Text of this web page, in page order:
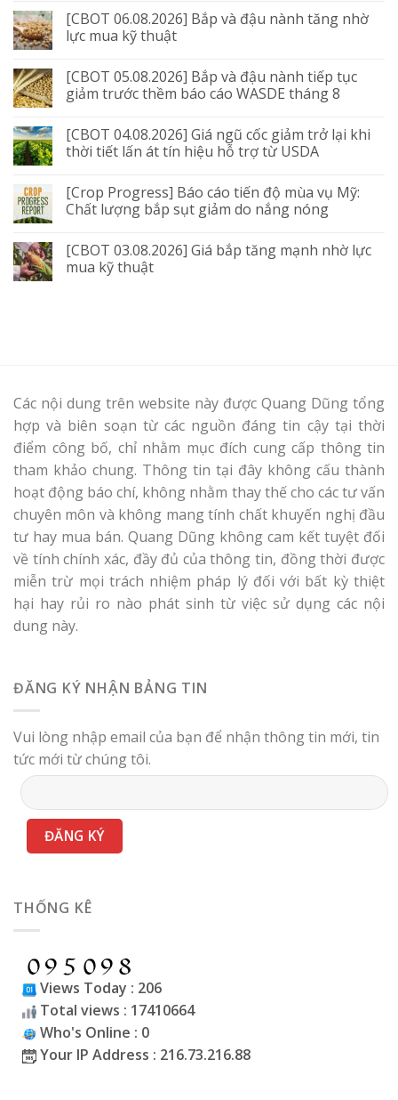
[CBOT 06.08.2026] Bắp và đậu nành tăng nhờ
lực mua kỹ thuật
[CBOT 05.08.2026] Bắp và đậu nành tiếp tục
giảm trước thềm báo cáo WASDE tháng 8
[CBOT 04.08.2026] Giá ngũ cốc giảm trở lại khi
thời tiết lấn át tín hiệu hỗ trợ từ USDA
[Crop Progress] Báo cáo tiến độ mùa vụ Mỹ:
Chất lượng bắp sụt giảm do nắng nóng
[CBOT 03.08.2026] Giá bắp tăng mạnh nhờ lực
mua kỹ thuật
Các nội dung trên website này được Quang Dũng tổng
hợp và biên soạn từ các nguồn đáng tin cậy tại thời
điểm công bố, chỉ nhằm mục đích cung cấp thông tin
tham khảo chung. Thông tin tại đây không cấu thành
hoạt động báo chí, không nhằm thay thế cho các tư vấn
chuyên môn và không mang tính chất khuyến nghị đầu
tư hay mua bán. Quang Dũng không cam kết tuyệt đối
về tính chính xác, đầy đủ của thông tin, đồng thời được
miễn trừ mọi trách nhiệm pháp lý đối với bất kỳ thiệt
hại hay rủi ro nào phát sinh từ việc sử dụng các nội
dung này.
ĐĂNG KÝ NHẬN BẢNG TIN
Vui lòng nhập email của bạn để nhận thông tin mới, tin
tức mới từ chúng tôi.
THỐNG KÊ
Views Today : 206
Total views : 17410664
Who's Online : 0
Your IP Address : 216.73.216.88